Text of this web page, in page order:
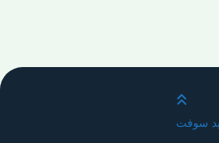
قم بالتمرير لأعلى
سوفت